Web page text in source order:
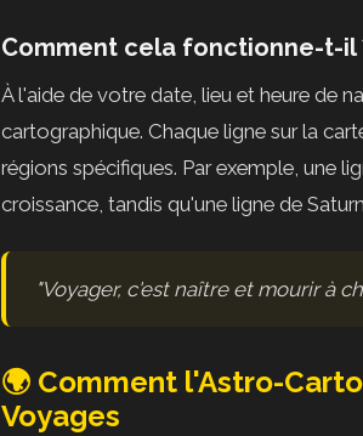
Comment cela fonctionne-t-il
À l'aide de votre date, lieu et heure de
cartographique. Chaque ligne sur la
régions spécifiques. Par exemple, une
croissance, tandis qu'une ligne de
"Voyager, c'est naître et mourir à
🌍 Comment l'Astro-
Voyages